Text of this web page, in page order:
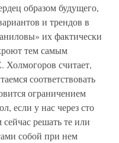
образом будущего,
и трендов в
их фактически
тем самым
считает,
соответствовать
ограничением
если у нас через сто
решать те или
собой при нем